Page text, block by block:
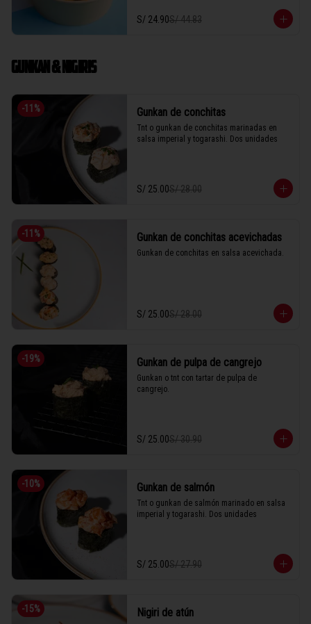
S/ 24.90S/ 44.83
GUNKAN & NIGIRIS
-11 % Gunkan de conchitas
Tnt o gunkan de conchitas marinadas en
salsa imperial y togarashi. Dos unidades
S/ 25.00S/ 28.00
-11 % Gunkan de conchitas acevichadas
Gunkan de conchitas en salsa acevichada.
S/ 25.00S/ 28.00
-19% Gunkan de pulpa de cangrejo
Gunkan o tnt con tartar de pulpa de
cangrejo.
S/ 25.00S/ 30.90
-10% Gunkan de salmón
Tnt o gunkan de salmón marinado en salsa
imperial y togarashi. Dos unidades
S/ 25.00S/ 27.90
-15% Nigiri de atún